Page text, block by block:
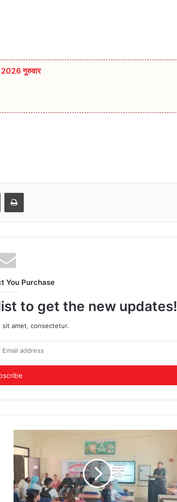
गुरुवार
Share via Email Print
You Purchase
to get the new updates!
sit amet, consectetur.